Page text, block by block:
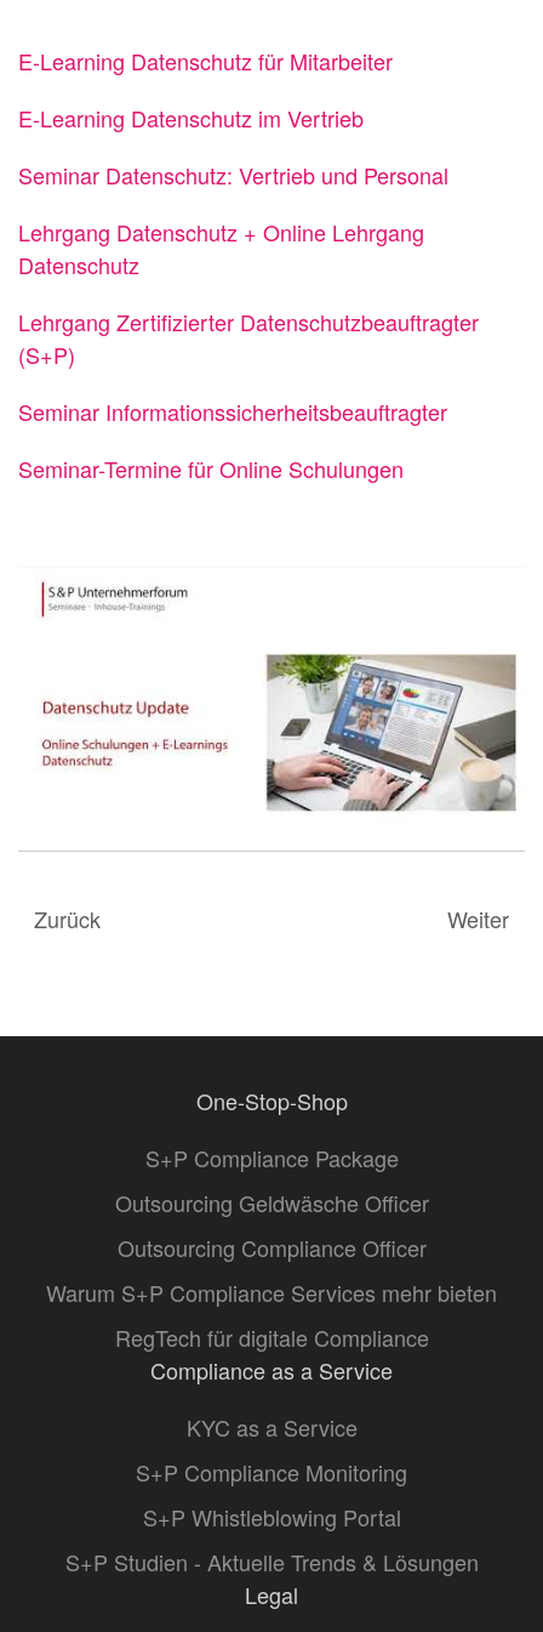
E-Learning Datenschutz für Mitarbeiter
E-Learning Datenschutz im Vertrieb
Seminar Datenschutz: Vertrieb und Personal
Lehrgang Datenschutz + Online Lehrgang
Datenschutz
Lehrgang Zertifizierter Datenschutzbeauftragter
(S+P)
Seminar Informationssicherheitsbeauftragter
Seminar-Termine für Online Schulungen
Zurück Weiter
One-Stop-Shop
S+P Compliance Package
Outsourcing Geldwäsche Officer
Outsourcing Compliance Officer
Warum S+P Compliance Services mehr bieten
RegTech für digitale Compliance
Compliance as a Service
KYC as a Service
S+P Compliance Monitoring
S+P Whistleblowing Portal
S+P Studien - Aktuelle Trends & Lösungen
Legal